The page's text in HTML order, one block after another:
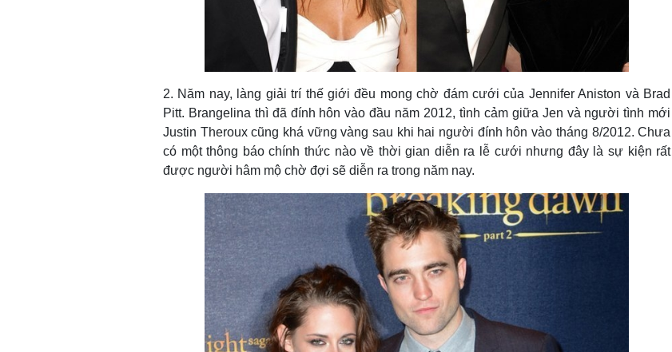
2. Năm nay, làng giải trí thế giới đều mong chờ đám cưới của Jennifer Aniston và Brad
Pitt. Brangelina thì đã đính hôn vào đầu năm 2012, tình cảm giữa Jen và người tình mới
Justin Theroux cũng khá vững vàng sau khi hai người đính hôn vào tháng 8/2012. Chưa
có một thông báo chính thức nào về thời gian diễn ra lễ cưới nhưng đây là sự kiện rất
được người hâm mộ chờ đợi sẽ diễn ra trong năm nay.